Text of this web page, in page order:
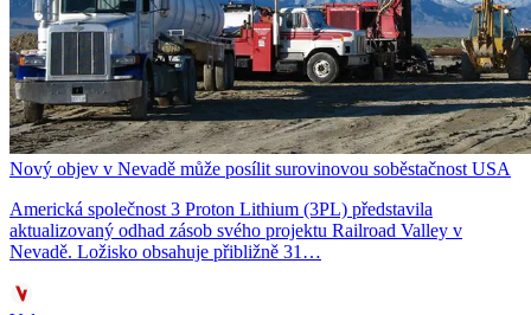
Nový objev v Nevadě může posílit surovinovou soběstačnost USA
Americká společnost 3 Proton Lithium (3PL) představila
aktualizovaný odhad zásob svého projektu Railroad Valley v
Nevadě. Ložisko obsahuje přibližně 31…